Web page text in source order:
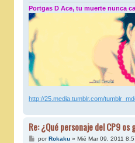
Portgas D Ace, tu muerte nunca
http://25.media.tumblr.com/
Re: ¿Qué personaje del CP9 os
MporRokaku» Mié Mar 09, 2011